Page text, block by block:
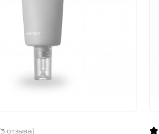
(3 отзыва)